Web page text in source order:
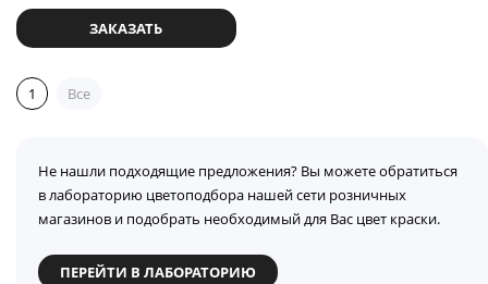
ЗАКАЗАТЬ
1 Все
Не нашли подходящие предложения? Вы можете обратиться
в лабораторию цветоподбора нашей сети розничных
магазинов и подобрать необходимый для Вас цвет краски.
ПЕРЕЙТИ В ЛАБОРАТОРИЮ